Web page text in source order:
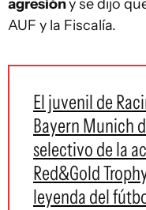
agresióny se dijo
AUF y la Fiscalía.
El juvenil de
Bayern Munich
selectivo de la
Red&Gold
leyenda del